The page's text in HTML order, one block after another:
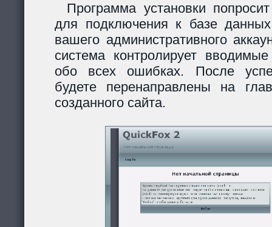
Программа установки
для подключения к базе
вашего административного
система контролирует
обо всех ошибках. После
будете перенаправлены на
созданного сайта.